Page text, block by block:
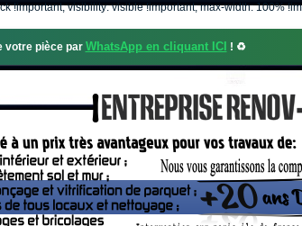
visibility: visible !important; max-width: 100%
votre pièce par WhatsApp en cliquant ICI ! ♻️